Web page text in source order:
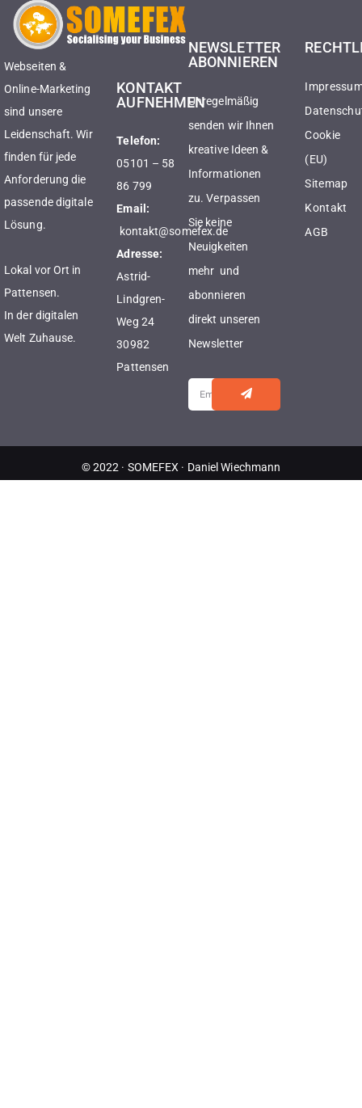
Webseiten &
Online-Marketing
sind unsere
Leidenschaft. Wir
finden für jede
Anforderung die
passende digitale
Lösung.
Lokal vor Ort in
Pattensen.
In der digitalen
Welt Zuhause.
KONTAKT
AUFNEHMEN
Telefon:
05101 – 58
86 799
Email:
kontakt@somefex.de
Adresse:
Astrid-
Lindgren-
Weg 24
30982
Pattensen
NEWSLETTER
ABONNIEREN
Unregelmäßig
senden wir Ihnen
kreative Ideen &
Informationen
zu. Verpassen
Sie keine
Neuigkeiten
mehr und
abonnieren
direkt unseren
Newsletter
Cookie
(EU)
Sitemap
Kontakt
AGB
© 2022 · SOMEFEX · Daniel Wiechmann